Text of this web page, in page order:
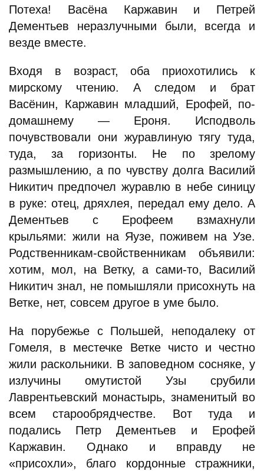
Потеха! Васёна Каржавин и Петрей
Дементьев неразлучными были, всегда и
везде вместе.
Входя в возраст, оба приохотились к
мирскому чтению. А следом и брат
Васёнин, Каржавин младший, Ерофей, по-
домашнему — Ероня. Исподволь
почувствовали они журавлиную тягу туда,
туда, за горизонты. Не по зрелому
размышлению, а по чувству долга Василий
Никитич предпочел журавлю в небе синицу
в руке: отец, дряхлея, передал ему дело. А
Дементьев с Ерофеем взмахнули
крыльями: жили на Яузе, поживем на Узе.
Родственникам-свойственникам объявили:
хотим, мол, на Ветку, а сами-то, Василий
Никитич знал, не помышляли присохнуть на
Ветке, нет, совсем другое в уме было.
На порубежье с Польшей, неподалеку от
Гомеля, в местечке Ветке чисто и честно
жили раскольники. В заповедном сосняке, у
излучины омутистой Узы срубили
Лаврентьевский монастырь, знаменитый во
всем старообрядчестве. Вот туда и
подались Петр Дементьев и Ерофей
Каржавин. Однако и вправду не
«присохли», благо кордонные стражники,